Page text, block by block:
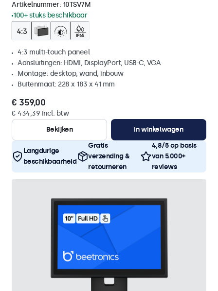
Artikelnummer: 10TSV7M
100+ stuks beschikbaar
4:3 multi-touch paneel
Aansluitingen: HDMI, DisplayPort, USB-C, VGA
Montage: desktop, wand, inbouw
Buitenmaat: 228 x 183 x 41 mm
€ 359,00
€ 434,39 incl. btw
Bekijken
In winkelwagen
Langdurige
beschikbaarheid
Gratis
verzending &
retourneren
4,8/5 op basis
van 5.000+
reviews